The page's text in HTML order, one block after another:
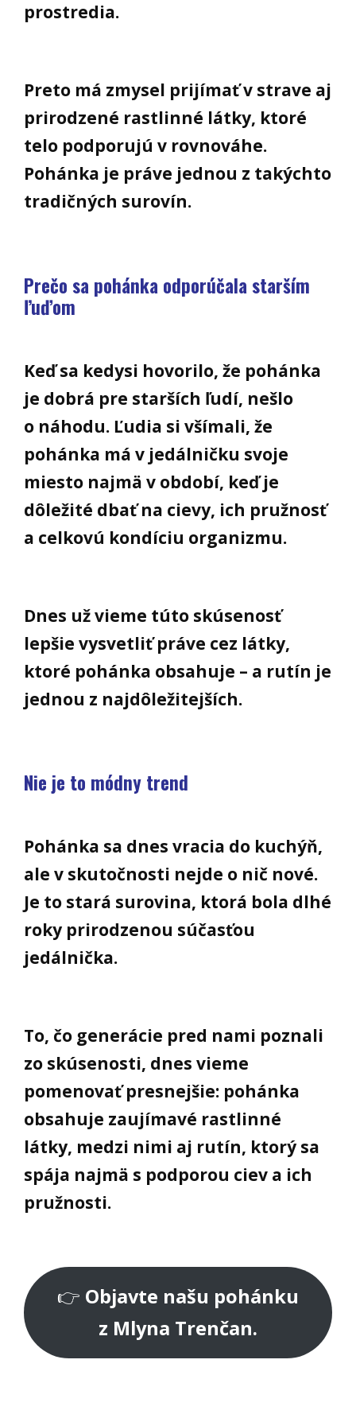
prostredia.
Preto má zmysel prijímať v strave aj
prirodzené rastlinné látky, ktoré
telo podporujú v rovnováhe.
Pohánka je práve jednou z takýchto
tradičných surovín.
Prečo sa pohánka odporúčala starším
ľuďom
Keď sa kedysi hovorilo, že pohánka
je dobrá pre starších ľudí, nešlo
o náhodu. Ľudia si všímali, že
pohánka má v jedálničku svoje
miesto najmä v období, keď je
dôležité dbať na cievy, ich pružnosť
a celkovú kondíciu organizmu.
Dnes už vieme túto skúsenosť
lepšie vysvetliť práve cez látky,
ktoré pohánka obsahuje – a rutín je
jednou z najdôležitejších.
Nie je to módny trend
Pohánka sa dnes vracia do kuchýň,
ale v skutočnosti nejde o nič nové.
Je to stará surovina, ktorá bola dlhé
roky prirodzenou súčasťou
jedálnička.
To, čo generácie pred nami poznali
zo skúsenosti, dnes vieme
pomenovať presnejšie: pohánka
obsahuje zaujímavé rastlinné
látky, medzi nimi aj rutín, ktorý sa
spája najmä s podporou ciev a ich
pružnosti.
👉 Objavte našu pohánku
z Mlyna Trenčan.